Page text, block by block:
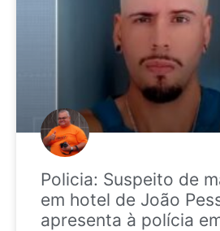
Policia: Suspeito de
em hotel de João
apresenta à polícia